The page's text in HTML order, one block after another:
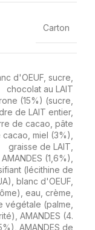
Carton
d'OEUF, sucre,
chocolat au LAIT
(15%) (sucre,
de LAIT entier,
de cacao, pâte
cacao, miel (3%),
graisse de LAIT,
AMANDES (1,6%),
(lécithine de
blanc d'OEUF,
eau, crème,
végétale (palme,
AMANDES (4.
AMANDES de